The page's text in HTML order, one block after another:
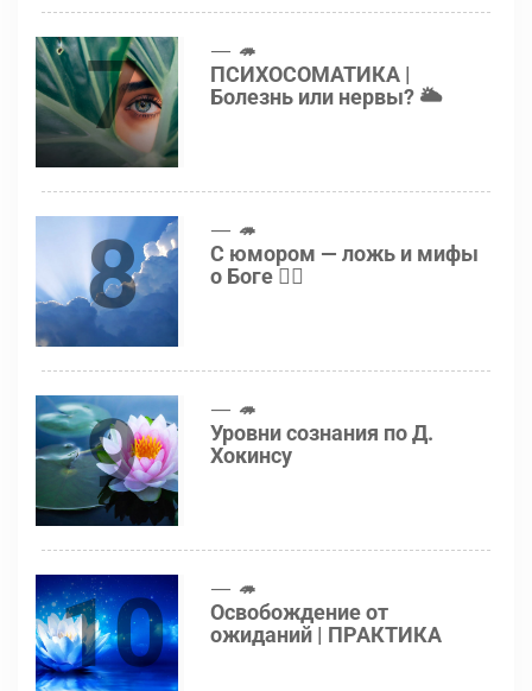
7 🦔
ПСИХОСОМАТИКА |
Болезнь или нервы? 🌥
8 🦔
С юмором — ложь и мифы
о Боге 👍🏻
9 🦔
Уровни сознания по Д.
Хокинсу
10 🦔
Освобождение от
ожиданий | ПРАКТИКА